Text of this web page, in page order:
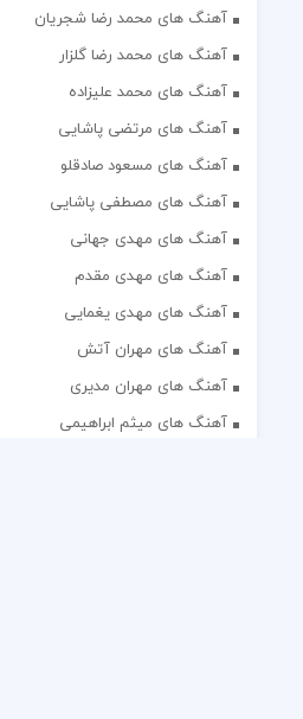
آهنگ های محمد رضا شجریان
آهنگ های محمد رضا گلزار
آهنگ های محمد علیزاده
آهنگ های مرتضی پاشایی
آهنگ های مسعود صادقلو
آهنگ های مصطفی پاشایی
آهنگ های مهدی جهانی
آهنگ های مهدی مقدم
آهنگ های مهدی یغمایی
آهنگ های مهران آتش
آهنگ های مهران مدیری
آهنگ های میثم ابراهیمی